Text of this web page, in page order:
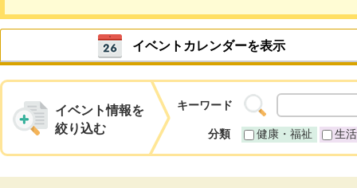
イベントカレンダーを表示
イベント情報を
絞り込む
キーワード
分類 健康・福祉 生活